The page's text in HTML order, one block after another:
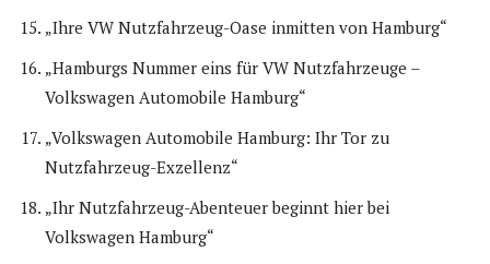
„Ihre VW Nutzfahrzeug-Oase inmitten von Hamburg“
„Hamburgs Nummer eins für VW Nutzfahrzeuge –
Volkswagen Automobile Hamburg“
„Volkswagen Automobile Hamburg: Ihr Tor zu
Nutzfahrzeug-Exzellenz“
„Ihr Nutzfahrzeug-Abenteuer beginnt hier bei
Volkswagen Hamburg“